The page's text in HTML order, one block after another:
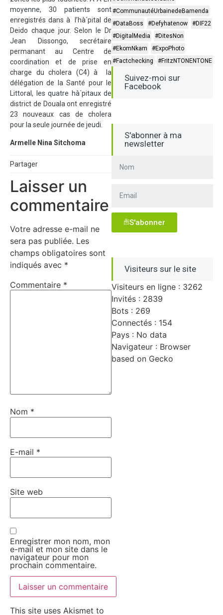
moyenne, 30 patients sont
enregistrés dans à l’hà´pital de
Deido chaque jour. Selon le Dr
Jean Dissongo, secrétaire
permanant au Centre de
coordination et de prise en
charge du cholera (C4) à la
délégation de la Santé pour le
Littoral, les quatre hà´pitaux de
district de Douala ont enregistré
23 nouveaux cas de cholera
pour la seule journée de jeudi.
Armelle Nina Sitchoma
Partager
Laisser un
commentaire
Votre adresse e-mail ne
sera pas publiée. Les
champs obligatoires sont
indiqués avec *
Commentaire *
Nom *
E-mail *
Site web
Enregistrer mon nom, mon
e-mail et mon site dans le
navigateur pour mon
prochain commentaire.
This site uses Akismet to
#CommunautéUrbainedeBamenda
#DataBoss
#Defyhatenow
#DIF22
#DigitalMedia
#DitesNon
#EkomNkam
#ExpoPhoto
#Factchecking
#FritzNTONENTONE
Suivez-moi sur
Facebook
S'abonner à ma
newsletter
S'abonner
Visiteurs sur le site
Visiteurs en ligne : 3262
Invités : 2839
Bots : 269
Connectés : 154
Pays : No data
Navigateur : Browser
based on Gecko